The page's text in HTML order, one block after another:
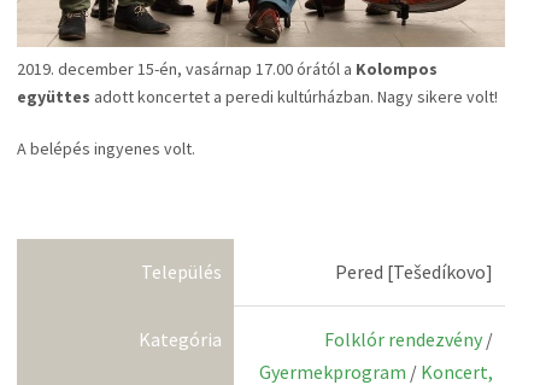
2019. december 15-én, vasárnap 17.00 órától a Kolompos
együttes adott koncertet a peredi kultúrházban. Nagy sikere volt!
A belépés ingyenes volt.
Település Pered [Tešedíkovo]
Kategória Folklór rendezvény /
Gyermekprogram / Koncert,